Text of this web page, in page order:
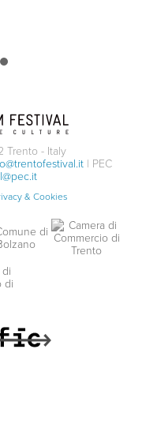
Trento - Italy
| PEC
& Cookies